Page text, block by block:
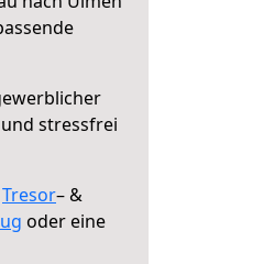
stressfrei
Tresor– &
oder eine